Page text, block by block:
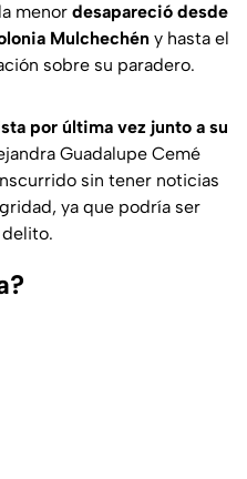
menor desapareció desde
Mulchechén y hasta el
sobre su paradero.
por última vez junto a su
Guadalupe Cemé
sin tener noticias
ya que podría ser